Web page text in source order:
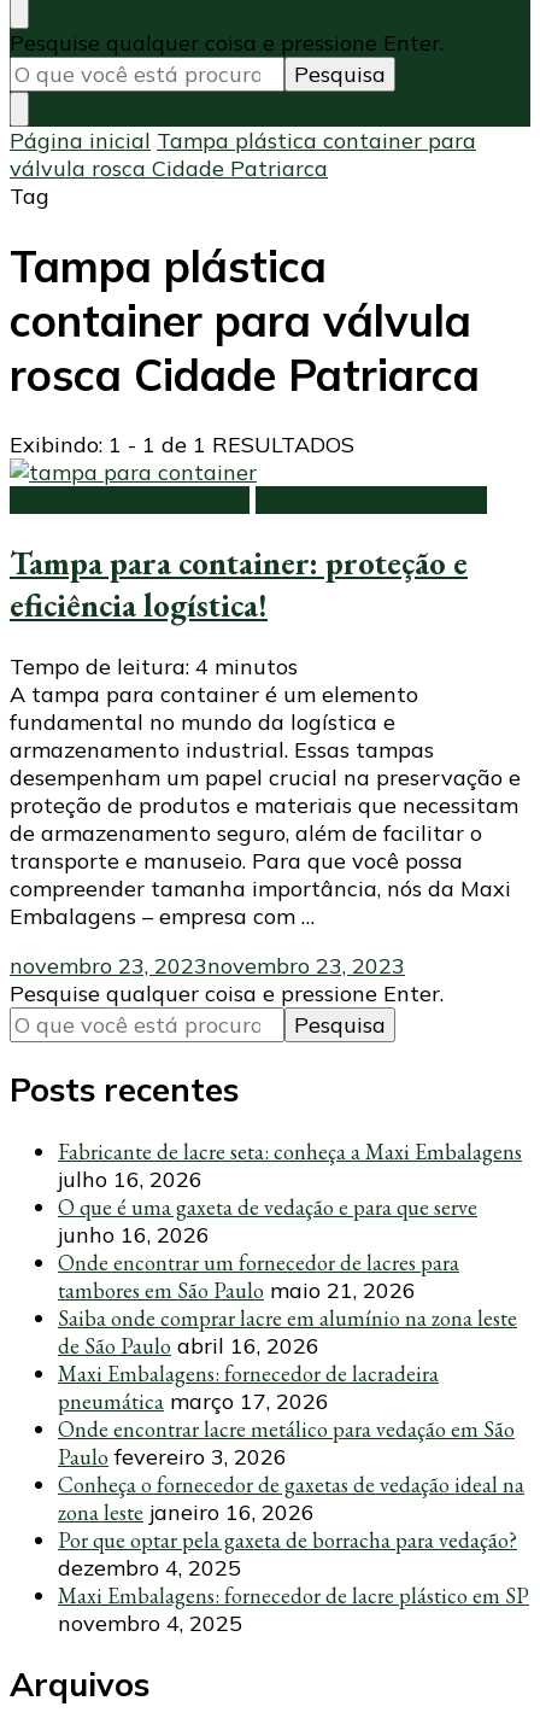
Procurando
algo?
Pesquise qualquer coisa e pressione Enter.
Página inicial Tampa plástica container para
válvula rosca Cidade Patriarca
Tag
Tampa plástica
container para válvula
rosca Cidade Patriarca
Exibindo: 1 - 1 de 1 RESULTADOS
Tampa para container: proteção e
eficiência logística!
Tempo de leitura: 4 minutos
A tampa para container é um elemento
fundamental no mundo da logística e
armazenamento industrial. Essas tampas
desempenham um papel crucial na preservação e
proteção de produtos e materiais que necessitam
de armazenamento seguro, além de facilitar o
transporte e manuseio. Para que você possa
compreender tamanha importância, nós da Maxi
Embalagens – empresa com …
novembro 23, 2023novembro 23, 2023
Procurando
algo?
Pesquise qualquer coisa e pressione Enter.
Posts recentes
Fabricante de lacre seta: conheça a Maxi Embalagens
julho 16, 2026
O que é uma gaxeta de vedação e para que serve
junho 16, 2026
Onde encontrar um fornecedor de lacres para
tambores em São Paulo maio 21, 2026
Saiba onde comprar lacre em alumínio na zona leste
de São Paulo abril 16, 2026
Maxi Embalagens: fornecedor de lacradeira
pneumática março 17, 2026
Onde encontrar lacre metálico para vedação em São
Paulo fevereiro 3, 2026
Conheça o fornecedor de gaxetas de vedação ideal na
zona leste janeiro 16, 2026
Por que optar pela gaxeta de borracha para vedação?
dezembro 4, 2025
Maxi Embalagens: fornecedor de lacre plástico em SP
novembro 4, 2025
Arquivos